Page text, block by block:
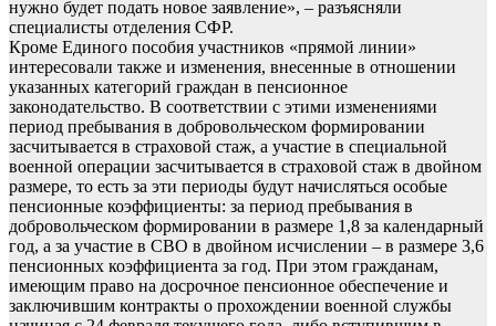
нужно будет подать новое заявление», – разъясняли
специалисты отделения СФР.
Кроме Единого пособия участников «прямой линии»
интересовали также и изменения, внесенные в отношении
указанных категорий граждан в пенсионное
законодательство. В соответствии с этими изменениями
период пребывания в добровольческом формировании
засчитывается в страховой стаж, а участие в специальной
военной операции засчитывается в страховой стаж в двойном
размере, то есть за эти периоды будут начисляться особые
пенсионные коэффициенты: за период пребывания в
добровольческом формировании в размере 1,8 за календарный
год, а за участие в СВО в двойном исчислении – в размере 3,6
пенсионных коэффициента за год. При этом гражданам,
имеющим право на досрочное пенсионное обеспечение и
заключившим контракты о прохождении военной службы